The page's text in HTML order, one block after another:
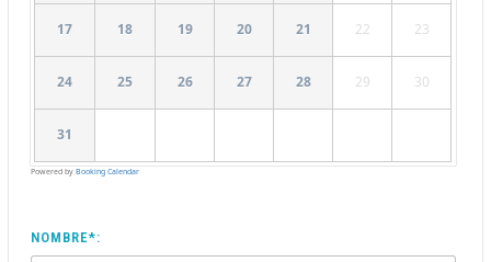
17 18 19 20 21 22 23
24 25 26 27 28 29 30
31
Powered byBooking Calendar
NOMBRE*: